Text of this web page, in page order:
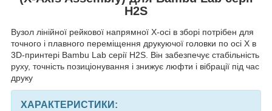
H2S
Вузол лінійної рейкової напрямної X-осі в зборі потрібен для
точного і плавного переміщення друкуючої головки по осі X в
3D-принтері Bambu Lab серії H2S. Він забезпечує стабільність
руху, точність позиціонування і знижує люфти і вібрації під час
друку
ХАРАКТЕРИСТИКИ: